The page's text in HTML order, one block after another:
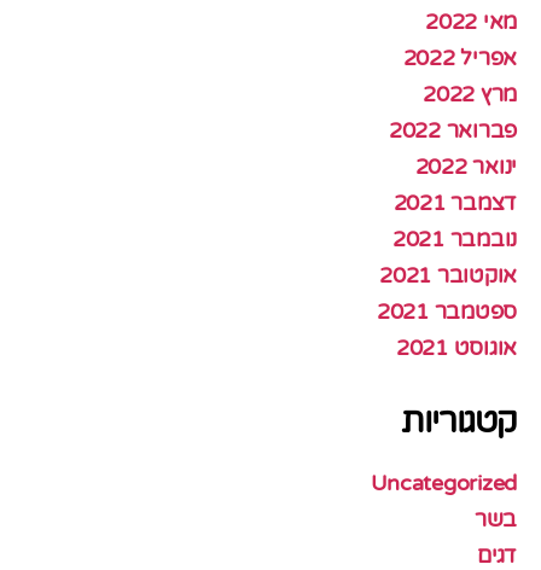
מאי 2022
אפריל 2022
מרץ 2022
פברואר 2022
ינואר 2022
דצמבר 2021
נובמבר 2021
אוקטובר 2021
ספטמבר 2021
אוגוסט 2021
קטגוריות
Uncategorized
בשר
דגים